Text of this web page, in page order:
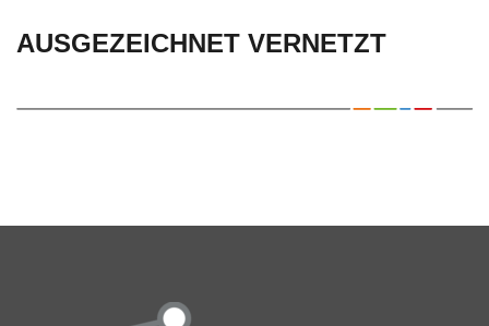
AUSGEZEICHNET VERNETZT